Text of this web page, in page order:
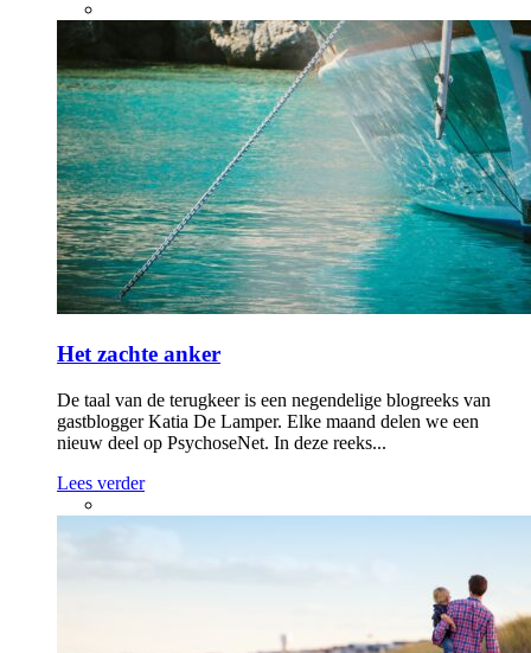
Het zachte anker
De taal van de terugkeer is een negendelige blogreeks van
gastblogger Katia De Lamper. Elke maand delen we een
nieuw deel op PsychoseNet. In deze reeks...
Lees verder